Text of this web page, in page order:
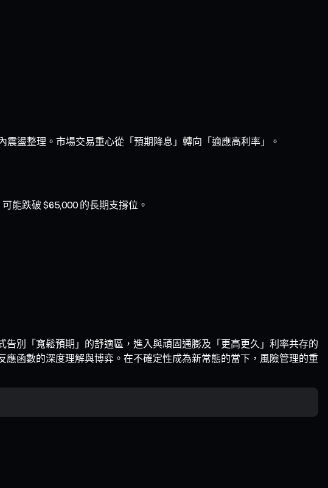
盪整理。市場交易重心從「預期降息」轉向「適應高利率」。
能跌破 $65,000 的長期支撐位。
別「寬鬆預期」的舒適區，進入與頑固通膨及「更高更久」利率共存的
函數的深度理解與博弈。在不確定性成為新常態的當下，風險管理的重